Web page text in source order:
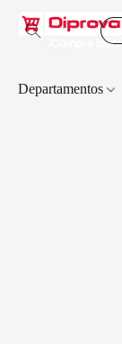
Departamentos